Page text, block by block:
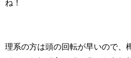
ね！
理系の方は頭の回転が早いので、